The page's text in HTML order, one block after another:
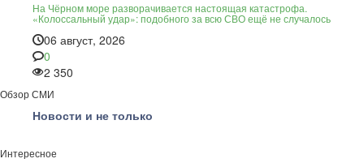
На Чёрном море разворачивается настоящая катастрофа.
«Колоссальный удар»: подобного за всю СВО ещё не случалось
06 август, 2026
0
2 350
Обзор СМИ
Новости и не только
Интересное